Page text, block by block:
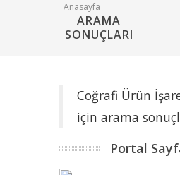
Anasayfa
ARAMA
SONUÇLARI
Coğrafi Ürün
için arama
Portal